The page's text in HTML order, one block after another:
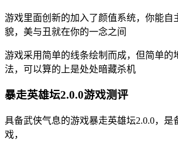
游戏里面创新的加入了颜值系统，你能自
貌，美与丑就在你的一念之间
游戏采用简单的线条绘制而成，但简单的
法，可以算的上是处处暗藏杀机
暴走英雄坛2.0.0游戏测评
具备武侠气息的游戏暴走英雄坛2.0.0，是
戏，